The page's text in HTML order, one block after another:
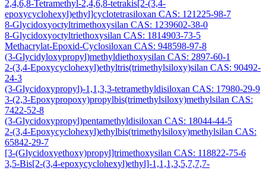
2,4,6,8-Tetramethyl-2,4,6,8-tetrakis[2-(3,4-
epoxycyclohexyl)ethyl]cyclotetrasiloxan CAS: 121225-98-7
8-Glycidoxyoctyltrimethoxysilan CAS: 1239602-38-0
8-Glycidoxyoctyltriethoxysilan CAS: 1814903-73-5
Methacrylat-Epoxid-Cyclosiloxan CAS: 948598-97-8
(3-Glycidyloxypropyl)methyldiethoxysilan CAS: 2897-60-1
2-(3,4-Epoxycyclohexyl)ethyltris(trimethylsiloxy)silan CAS: 90492-
24-3
(3-Glycidoxypropyl)-1,1,3,3-tetramethyldisiloxan CAS: 17980-29-9
3-(2,3-Epoxypropoxy)propylbis(trimethylsiloxy)methylsilan CAS:
7422-52-8
(3-Glycidoxypropyl)pentamethyldisiloxan CAS: 18044-44-5
2-(3,4-Epoxycyclohexyl)ethylbis(trimethylsiloxy)methylsilan CAS:
65842-29-7
[3-(Glycidoxyethoxy)propyl]trimethoxysilan CAS: 118822-75-6
3,5-Bis[2-(3,4-epoxycyclohexyl)ethyl]-1,1,1,3,5,7,7,7-